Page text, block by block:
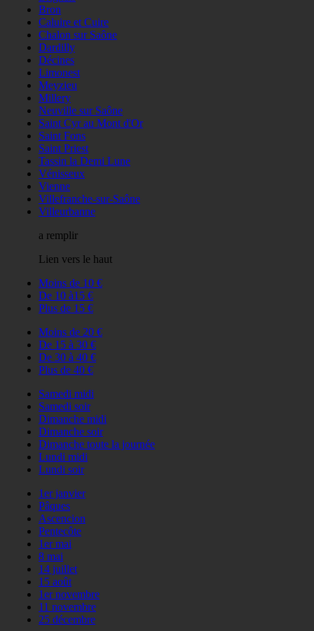
Bron
Caluire et Cuire
Chalon sur Saône
Dardilly
Décines
Limonest
Meyzieu
Millery
Neuville sur Saône
Saint Cyr au Mont d'Or
Saint Fons
Saint Priest
Tassin la Demi Lune
Vénisseux
Vienne
Villefranche-sur-Saône
Villeurbanne
a remplir
Lien vers le haut
Moins de 10 €
De 10 à15 €
Plus de 15 €
Moins de 20 €
De 15 à 30 €
De 30 à 40 €
Plus de 40 €
Samedi midi
Samedi soir
Dimanche midi
Dimanche soir
Dimanche toute la journée
Lundi midi
Lundi soir
1er janvier
Pâques
Ascencion
Pentecôte
1er mai
8 mai
14 juillet
15 août
1er novembre
11 novembre
25 décembre